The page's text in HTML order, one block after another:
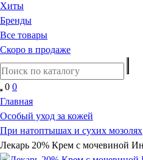
Хиты
Бренды
Все товары
Скоро в продаже
0 0
Главная
Особый уход за кожей
При натоптышах и сухих мозолях
Лекарь 20% Крем с мочевиной